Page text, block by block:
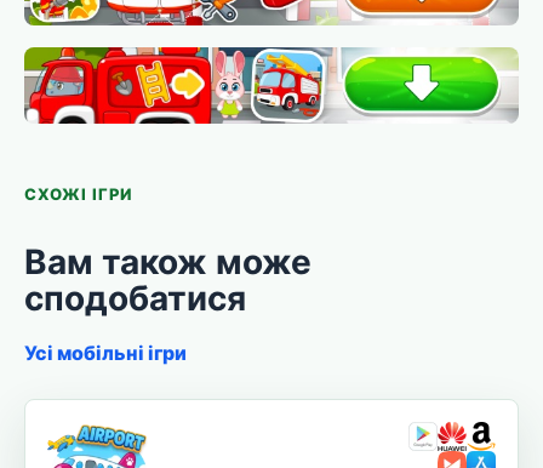
СХОЖІ ІГРИ
Вам також може
сподобатися
Усі мобільні ігри